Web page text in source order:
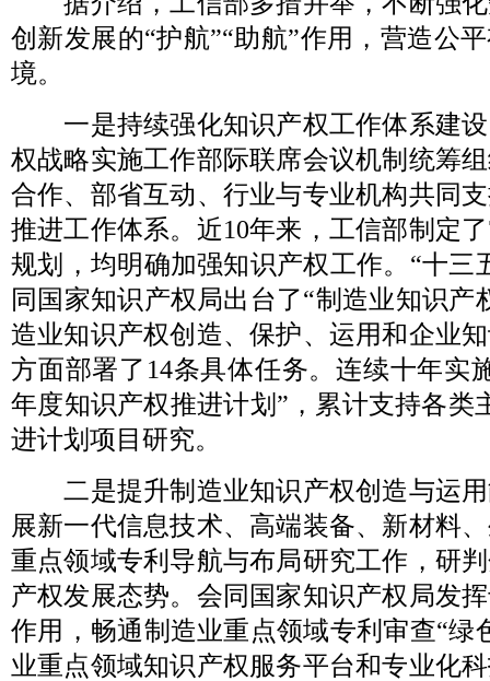
创新发展的“护航”“助航”作用，营造公
境。
一是持续强化知识产权工作体系建设
权战略实施工作部际联席会议机制统筹
合作、部省互动、行业与专业机构共同
推进工作体系。近10年来，工信部制定
规划，均明确加强知识产权工作。“十三
同国家知识产权局出台了“制造业知识产
造业知识产权创造、保护、运用和企业
方面部署了14条具体任务。连续十年实
年度知识产权推进计划”，累计支持各类
进计划项目研究。
二是提升制造业知识产权创造与运用
展新一代信息技术、高端装备、新材料
重点领域专利导航与布局研究工作，研
产权发展态势。会同国家知识产权局发
作用，畅通制造业重点领域专利审查“绿
业重点领域知识产权服务平台和专业化